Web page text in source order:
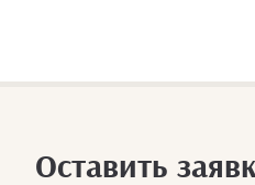
Оставить